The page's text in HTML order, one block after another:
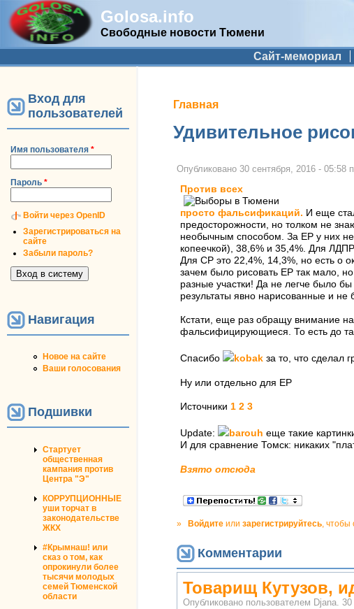
Golosa.info
Свободные новости Тюмени
Дополнительное меню Сайт-мемориал
Вход для
пользователей
Имя пользователя *
Пароль *
Войти через OpenID
Зарегистрироваться на
сайте
Забыли пароль?
Навигация
Новое на сайте
Ваши голосования
Подшивки
Стартует
общественная
кампания против
Центра "Э"
КОРРУПЦИОННЫЕ
уши торчат в
законодательстве
ЖКХ
#Крымнаш! или
сказ о том, как
опрокинули более
тысячи молодых
семей Тюменской
области
Вы здесь
Главная
Удивительное
Опубликовано 30 сентября, 2016 - 05:58
Против всех
просто фальсификаций. И еще
предосторожности, но толком не
необычным способом. За ЕР у них не
копеечкой), 38,6% и 35,4%. Для
Для СР это 22,4%, 14,3%, но есть о
зачем было рисовать ЕР так мало,
разные участки! Да не легче было
результаты явно нарисованные и
Кстати, еще раз обращу внимание
фальсифицирующиеся. То есть до
Спасибо kobak за то, что сделал
Ну или отдельно для ЕР
Источники 1 2 3
Update: barouh еще такие
И для сравнение Томск: никаких
Взято отсюда
» Войдите или зарегистрируйтесь ,
Комментарии
Товарищ Кутузов,
Опубликовано пользователем Djana.